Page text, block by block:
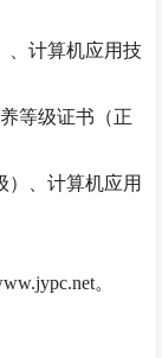
、计算机应用技
等级证书（正
）、计算机应用
。